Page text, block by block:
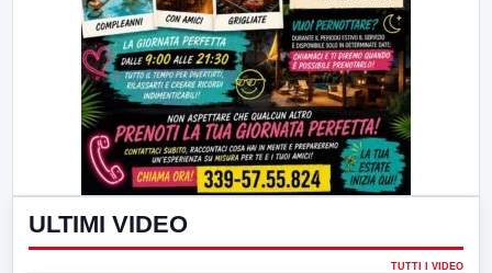
ULTIMI VIDEO
TUTTI I VIDEO